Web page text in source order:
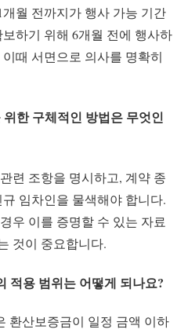
월 전까지가 행사 가능 기간
하기 위해 6개월 전에 행사하
때 서면으로 의사를 명확히
한 구체적인 방법은 무엇인
련 조항을 명시하고, 계약 종
임차인을 물색해야 합니다.
우 이를 증명할 수 있는 자료
것이 중요합니다.
적용 범위는 어떻게 되나요?
환산보증금이 일정 금액 이하